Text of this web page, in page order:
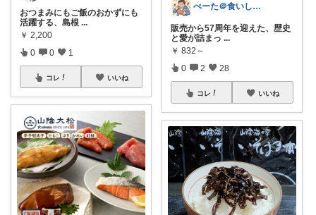
おつまみにもご飯のおかずにも
活躍する、島根 ...
￥ 2,200
0 0 1
コレ いいね
ぺーた＠食いしん坊万歳
販売から57周年を迎えた、歴史
と愛が詰まっ ...
￥ 832～
0 2 28
コレ いいね